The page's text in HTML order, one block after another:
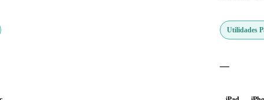
Utilidades
—